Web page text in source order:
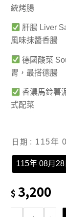
統烤腸
肝腸 Liver
風味抹醬香腸
德國酸菜
胃，最搭德腸
香濃馬鈴薯
式配菜
日期 : 115年
115年 08月
$ 3,200